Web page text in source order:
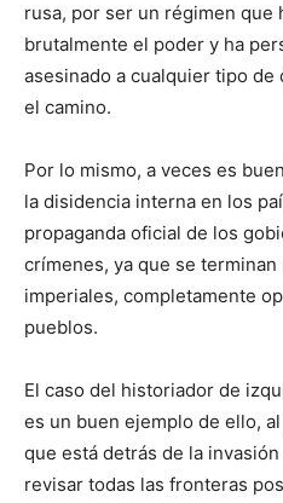
rusa, por ser un régimen que
brutalmente el poder y ha
asesinado a cualquier tipo de
el camino.
Por lo mismo, a veces es
la disidencia interna en los
propaganda oficial de los
crímenes, ya que se
imperiales, completamente
pueblos.
El caso del historiador de
es un buen ejemplo de ello,
que está detrás de la
revisar todas las fronteras